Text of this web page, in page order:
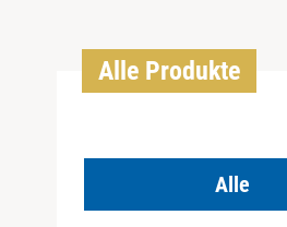
Alle Produkte
Alle